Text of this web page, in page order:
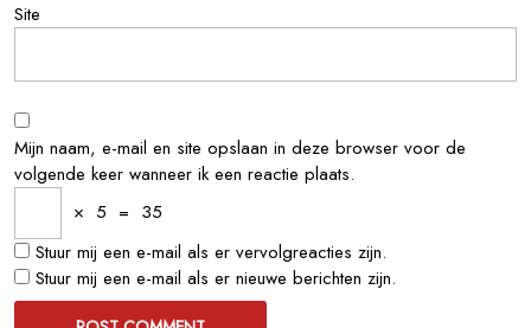
Site
Mijn naam, e-mail en site opslaan in deze browser voor de
volgende keer wanneer ik een reactie plaats.
× 5 = 35
Stuur mij een e-mail als er vervolgreacties zijn.
Stuur mij een e-mail als er nieuwe berichten zijn.